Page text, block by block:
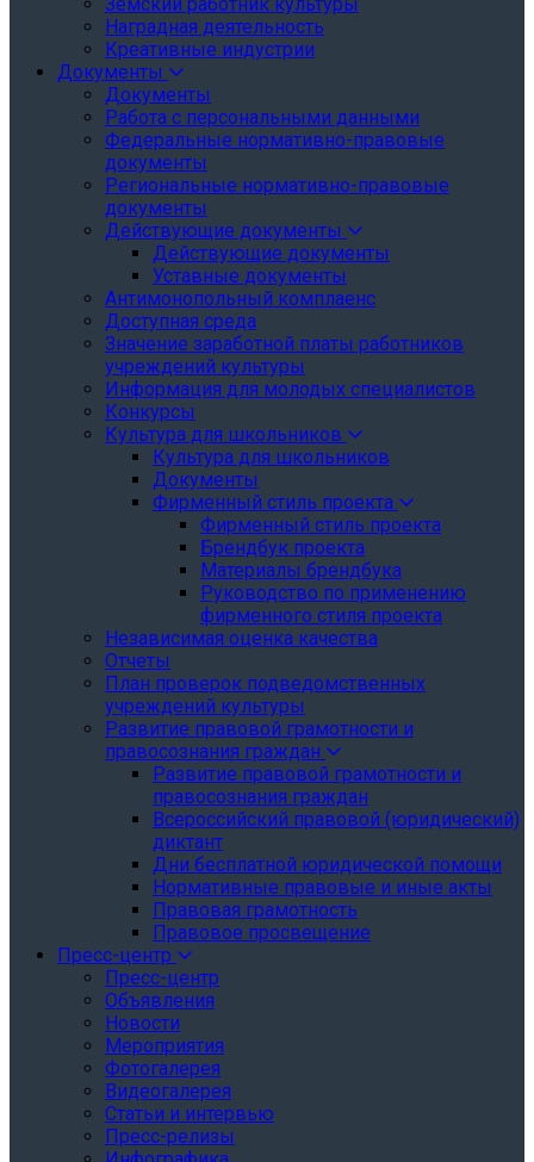
Земский работник культуры
Наградная деятельность
Креативные индустрии
Документы
Документы
Работа с персональными данными
Федеральные нормативно-правовые
документы
Региональные нормативно-правовые
документы
Действующие документы
Действующие документы
Уставные документы
Антимонопольный комплаенс
Доступная среда
Значение заработной платы работников
учреждений культуры
Информация для молодых специалистов
Конкурсы
Культура для школьников
Культура для школьников
Документы
Фирменный стиль проекта
Фирменный стиль проекта
Брендбук проекта
Материалы брендбука
Руководство по применению
фирменного стиля проекта
Независимая оценка качества
Отчеты
План проверок подведомственных
учреждений культуры
Развитие правовой грамотности и
правосознания граждан
Развитие правовой грамотности и
правосознания граждан
Всероссийский правовой (юридический)
диктант
Дни бесплатной юридической помощи
Нормативные правовые и иные акты
Правовая грамотность
Правовое просвещение
Пресс-центр
Пресс-центр
Объявления
Новости
Мероприятия
Фотогалерея
Видеогалерея
Статьи и интервью
Пресс-релизы